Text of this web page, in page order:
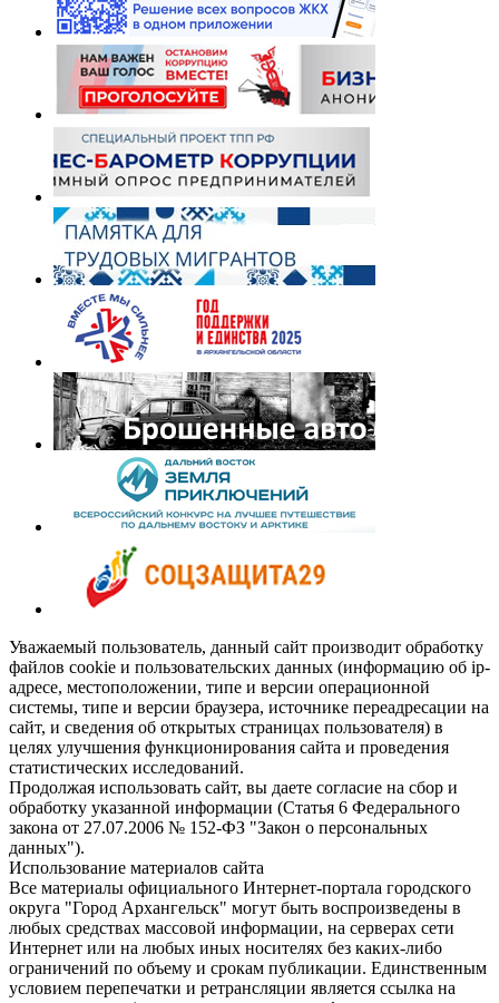
Уважаемый пользователь, данный сайт производит обработку
файлов cookie и пользовательских данных (информацию об ip-
адресе, местоположении, типе и версии операционной
системы, типе и версии браузера, источнике переадресации на
сайт, и сведения об открытых страницах пользователя) в
целях улучшения функционирования сайта и проведения
статистических исследований.
Продолжая использовать сайт, вы даете согласие на сбор и
обработку указанной информации (Статья 6 Федерального
закона от 27.07.2006 № 152-ФЗ "Закон о персональных
данных").
Использование материалов сайта
Все материалы официального Интернет-портала городского
округа "Город Архангельск" могут быть воспроизведены в
любых средствах массовой информации, на серверах сети
Интернет или на любых иных носителях без каких-либо
ограничений по объему и срокам публикации. Единственным
условием перепечатки и ретрансляции является ссылка на